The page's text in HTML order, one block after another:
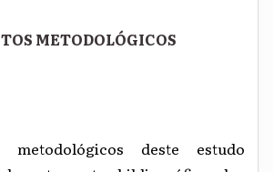
METODOLÓGICOS
metodológicos deste estudo